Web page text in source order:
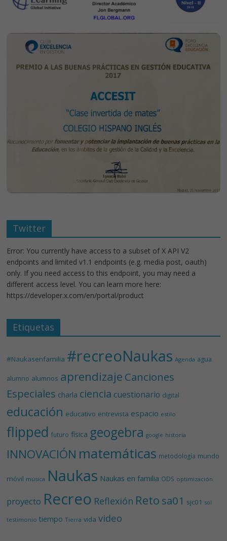
Twitter
Error: You currently have access to a subset of X API V2
endpoints and limited v1.1 endpoints (e.g. media post, oauth)
only. If you need access to this endpoint, you may need a
different access level. You can learn more here:
https://developer.x.com/en/portal/product
Etiquetas
#Naukasenfamilia #recreoNaukas Agenda agua
alumno alumnos aprendizaje Canciones
Especiales charla ciencia cuestionario digital
educación educativo entrevista espacio estilo
flipped futuro física geogebra google historia
INNOVACIÓN matemáticas metodología mundo
móvil música Naukas Naukas en familia ODS optimización
proyecto Recreo Reflexión Reto sa01 sjc01 sol
testimonio tiempo Tierra vida video